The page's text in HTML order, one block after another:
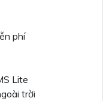
phí
Lite
trời